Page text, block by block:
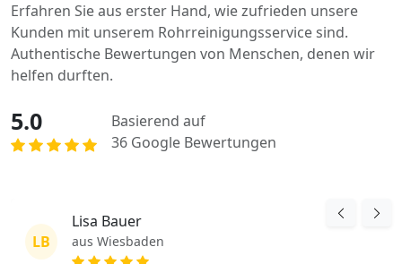
Erfahren Sie aus erster Hand, wie zufrieden unsere
Kunden mit unserem Rohrreinigungsservice sind.
Authentische Bewertungen von Menschen, denen wir
helfen durften.
5.0
Basierend auf
36 Google Bewertungen
LB
Lisa Bauer
aus Wiesbaden